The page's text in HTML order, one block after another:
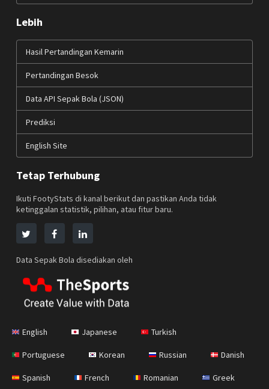
Lebih
Hasil Pertandingan Kemarin
Pertandingan Besok
Data API Sepak Bola (JSON)
Prediksi
English Site
Tetap Terhubung
Ikuti FootyStats di kanal berikut dan pastikan Anda tidak
ketinggalan statistik, pilihan, atau fitur baru.
Data Sepak Bola disediakan oleh
English Japanese Turkish
Portuguese Korean Russian Danish
Spanish French Romanian Greek